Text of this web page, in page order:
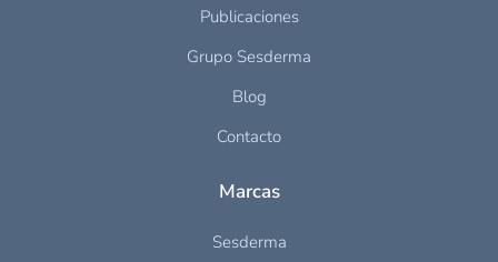
Publicaciones
Grupo Sesderma
Blog
Contacto
Marcas
Sesderma